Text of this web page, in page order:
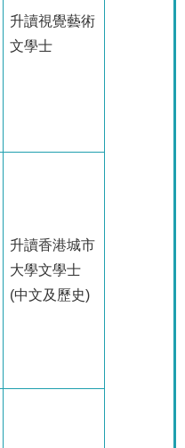
升讀視覺藝術
文學士
升讀香港城市
大學文學士
(中文及歷史)